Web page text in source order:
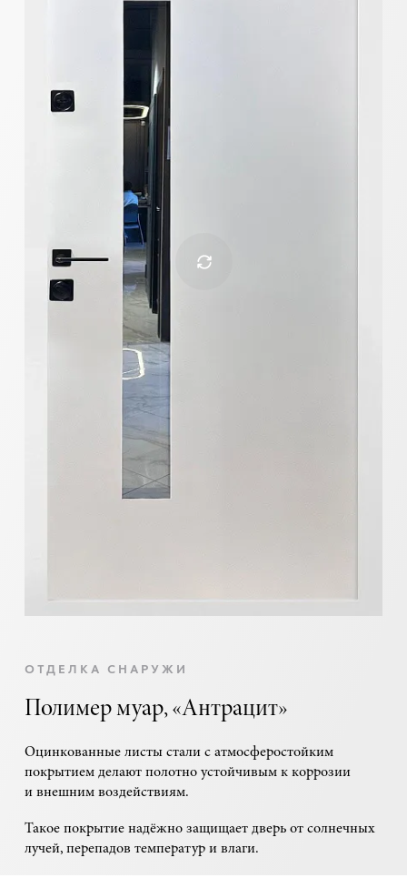
ОТДЕЛКА СНАРУЖИ
Полимер муар, «Антрацит»
Оцинкованные листы стали с атмосферостойким
покрытием делают полотно устойчивым к коррозии
и внешним воздействиям.
Такое покрытие надёжно защищает дверь от солнечных
лучей, перепадов температур и влаги.